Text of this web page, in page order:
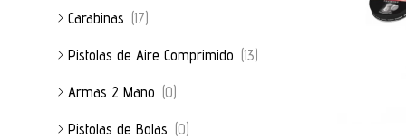
Carabinas (17)
Pistolas de Aire Comprimido (13)
Armas 2ª Mano (0)
Pistolas de Bolas (0)